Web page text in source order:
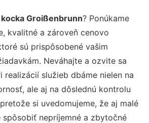
Groißenbrunn? Ponúkame
kvalitné a zároveň cenovo
sú prispôsobené vašim
Neváhajte a ozvite sa
realizácií služieb dbáme nielen na
ale aj na dôslednú kontrolu
si uvedomujeme, že aj malé
spôsobiť nepríjemné a zbytočné